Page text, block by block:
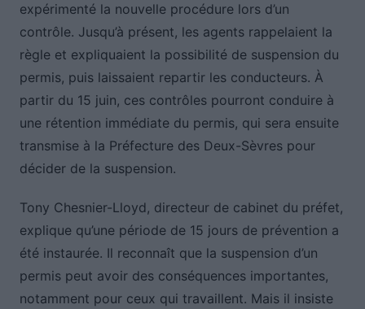
expérimenté la nouvelle procédure lors d’un
contrôle. Jusqu’à présent, les agents rappelaient la
règle et expliquaient la possibilité de suspension du
permis, puis laissaient repartir les conducteurs. À
partir du 15 juin, ces contrôles pourront conduire à
une rétention immédiate du permis, qui sera ensuite
transmise à la Préfecture des Deux-Sèvres pour
décider de la suspension.
Tony Chesnier-Lloyd, directeur de cabinet du préfet,
explique qu’une période de 15 jours de prévention a
été instaurée. Il reconnaît que la suspension d’un
permis peut avoir des conséquences importantes,
notamment pour ceux qui travaillent. Mais il insiste